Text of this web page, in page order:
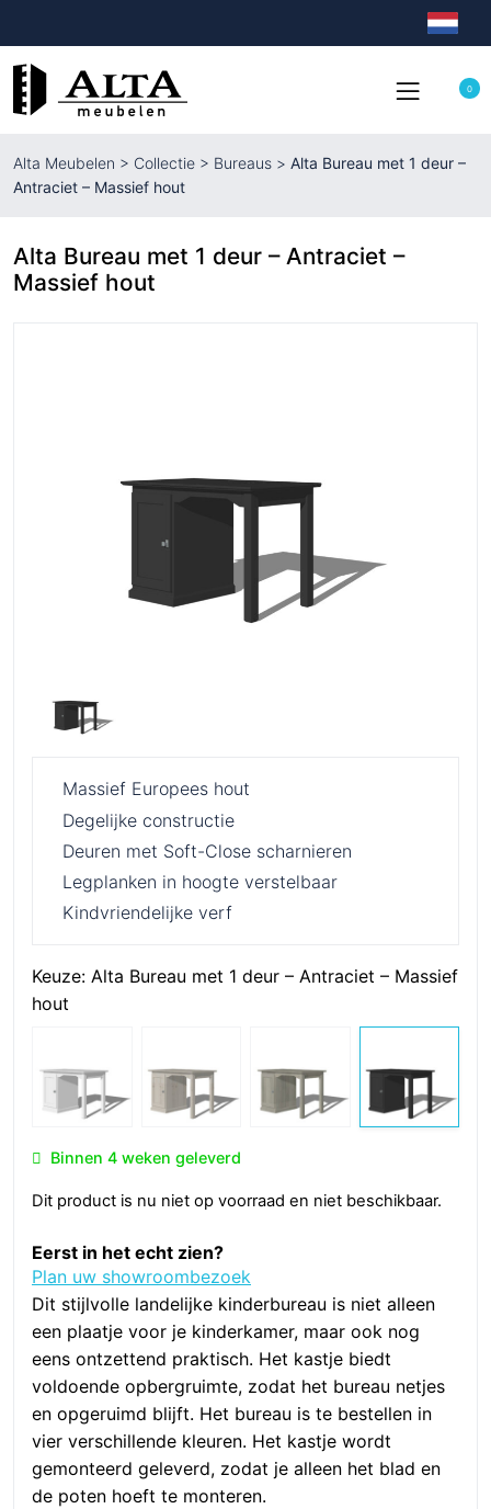
0
Alta Meubelen > Collectie > Bureaus > Alta Bureau met 1 deur –
Antraciet – Massief hout
Alta Bureau met 1 deur – Antraciet –
Massief hout
Massief Europees hout
Degelijke constructie
Deuren met Soft-Close scharnieren
Legplanken in hoogte verstelbaar
Kindvriendelijke verf
Keuze: Alta Bureau met 1 deur – Antraciet – Massief
hout
Binnen 4 weken geleverd
Dit product is nu niet op voorraad en niet beschikbaar.
Eerst in het echt zien?
Plan uw showroombezoek
Dit stijlvolle landelijke kinderbureau is niet alleen
een plaatje voor je kinderkamer, maar ook nog
eens ontzettend praktisch. Het kastje biedt
voldoende opbergruimte, zodat het bureau netjes
en opgeruimd blijft. Het bureau is te bestellen in
vier verschillende kleuren. Het kastje wordt
gemonteerd geleverd, zodat je alleen het blad en
de poten hoeft te monteren.